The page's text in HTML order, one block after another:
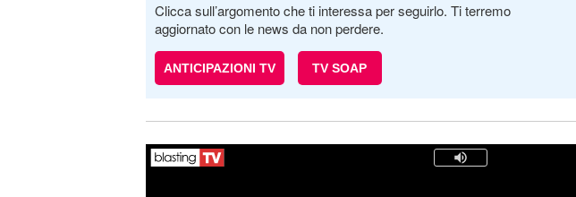
Clicca sull’argomento che ti interessa per seguirlo. Ti terremo
aggiornato con le news da non perdere.
ANTICIPAZIONI TV TV SOAP